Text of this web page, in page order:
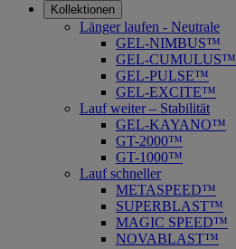
Kollektionen
Länger laufen - Neutrale
GEL-NIMBUS™
GEL-CUMULUS™
GEL-PULSE™
GEL-EXCITE™
Lauf weiter – Stabilität
GEL-KAYANO™
GT-2000™
GT-1000™
Lauf schneller
METASPEED™
SUPERBLAST™
MAGIC SPEED™
NOVABLAST™